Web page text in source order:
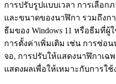
การปรับรูปแบบเวลา การเลือก
และขนาดของนาฬิกา รวมถึงก
ธีมของ Windows 11 หรือธีมที่ผู้
การตั้งค่าเพิ่มเติม เช่น การซ่อ
จอ, การปรับให้แสดงนาฬิกาเฉ
แสดงผลเพื่อให้เหมาะกับการใช้